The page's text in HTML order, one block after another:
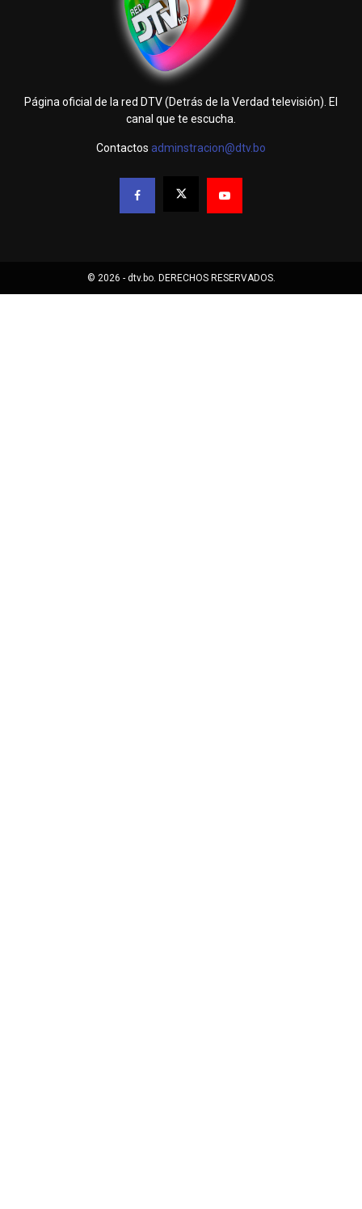
Página oficial de la red DTV (Detrás de la Verdad televisión). El
canal que te escucha.
Contactos adminstracion@dtv.bo
© 2026 - dtv.bo. DERECHOS RESERVADOS.